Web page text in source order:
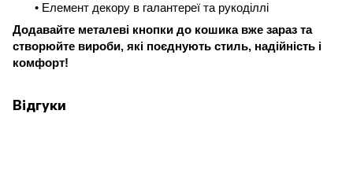
• Елемент декору в галантереї та рукоділлі
Додавайте металеві кнопки до кошика вже зараз та
створюйте вироби, які поєднують стиль, надійність і
комфорт!
Відгуки